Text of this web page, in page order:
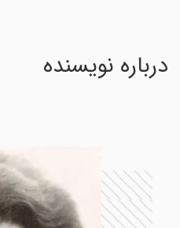
درباره نویسنده